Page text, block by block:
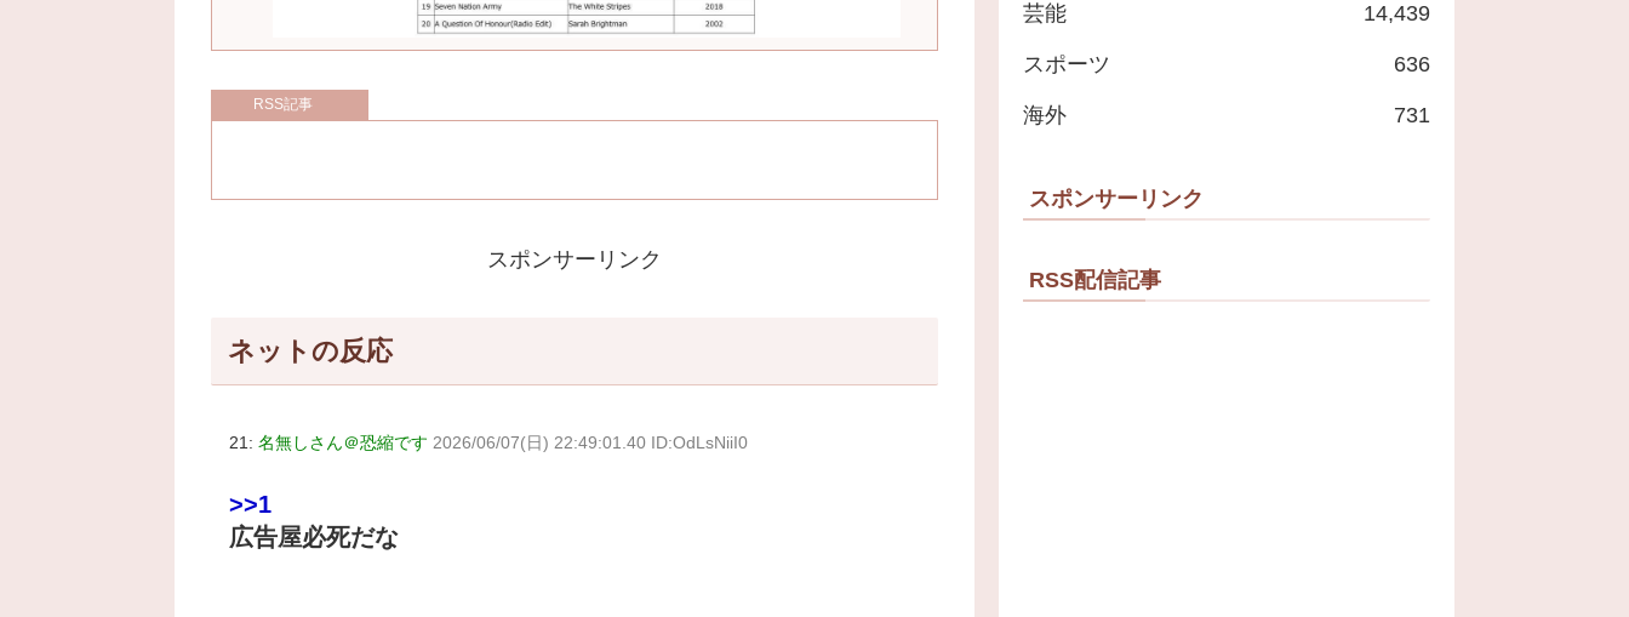
RSS記事
スポンサーリンク
ネットの反応
21: 名無しさん＠恐縮です 2026/06/07(日) 22:49:01.40 ID:OdLsNiiI0
>>1
広告屋必死だな
芸能 14,439
スポーツ 636
海外 731
スポンサーリンク
RSS配信記事